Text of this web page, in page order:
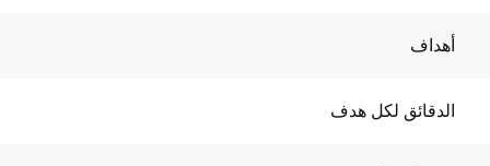
أهداف
الدقائق لكل هدف